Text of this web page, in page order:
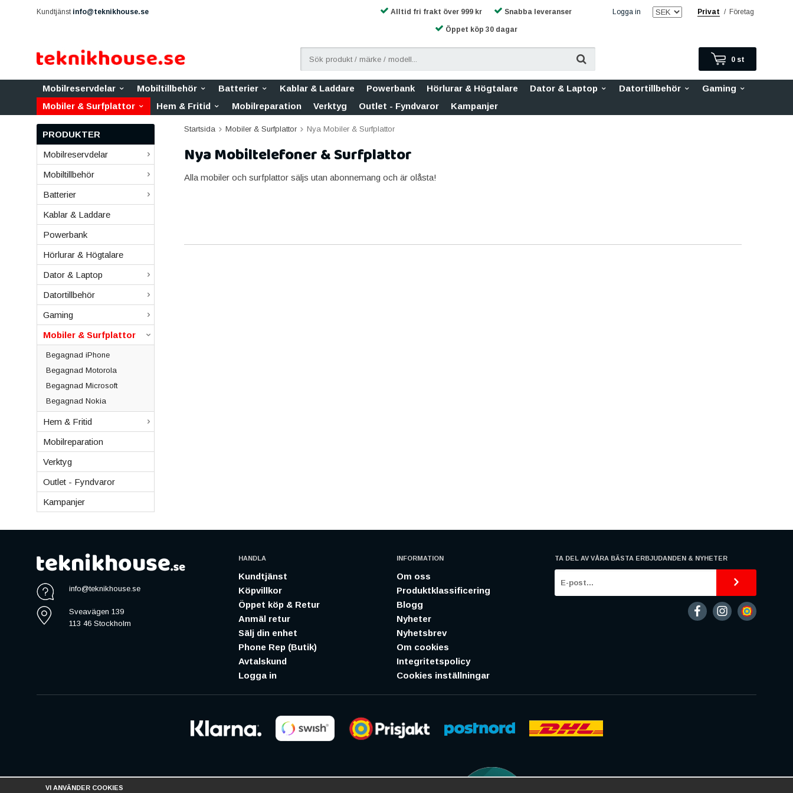
Kundtjänst info@teknikhouse.se Logga in Privat / Företag
Alltid fri frakt över 999 kr Snabba leveranser
Öppet köp 30 dagar
0 st
Mobilreservdelar Mobiltillbehör Batterier Kablar & Laddare Powerbank Hörlurar & Högtalare Dator & Laptop Datortillbehör
Gaming
Mobiler & Surfplattor
Hem & Fritid Mobilreparation Verktyg Outlet - Fyndvaror Kampanjer
PRODUKTER
Mobilreservdelar
Mobiltillbehör
Batterier
Kablar & Laddare
Powerbank
Hörlurar & Högtalare
Dator & Laptop
Datortillbehör
Gaming
Mobiler & Surfplattor
Begagnad iPhone
Begagnad Motorola
Begagnad Microsoft
Begagnad Nokia
Hem & Fritid
Mobilreparation
Verktyg
Outlet - Fyndvaror
Kampanjer
Startsida Mobiler & Surfplattor Nya Mobiler & Surfplattor
Nya Mobiltelefoner & Surfplattor
Alla mobiler och surfplattor säljs utan abonnemang och är olåsta!
info@teknikhouse.se
Sveavägen 139
113 46 Stockholm
HANDLA
Kundtjänst
Köpvillkor
Öppet köp & Retur
Anmäl retur
Sälj din enhet
Phone Rep (Butik)
Avtalskund
Logga in
INFORMATION
Om oss
Produktklassificering
Blogg
Nyheter
Nyhetsbrev
Om cookies
Integritetspolicy
Cookies inställningar
TA DEL AV VÅRA BÄSTA ERBJUDANDEN & NYHETER
VI ANVÄNDER COOKIES